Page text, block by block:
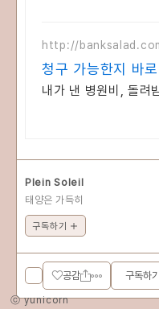
http://
청구 가능한지 바
내가 낸 병원비, 돌려
Plein Soleil
태양은 가득히
구독하기
공감 구독하기
ⓒ yunicorn